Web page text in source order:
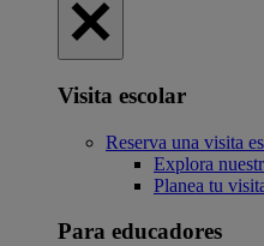
Visita escolar
Reserva una visita
Explora
Planea tu
Para educadores